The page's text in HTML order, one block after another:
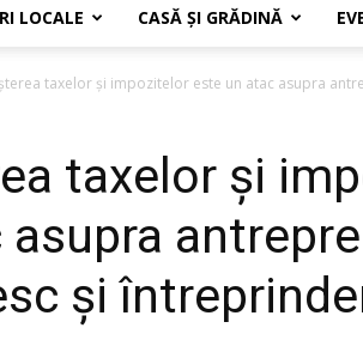
LOCALE CASĂ ŞI GRĂDINĂ
taxelor și impozitelor este un atac asupra
taxelor și
asupra
și